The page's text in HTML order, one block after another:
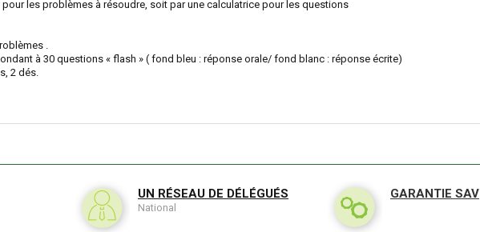
les problèmes à résoudre, soit par une calculatrice pour les questions
.
à 30 questions « flash » ( fond bleu : réponse orale/ fond blanc : réponse écrite)
2 dés.
UN RÉSEAU DE DÉLÉGUÉS
National
GARANTIE SAV